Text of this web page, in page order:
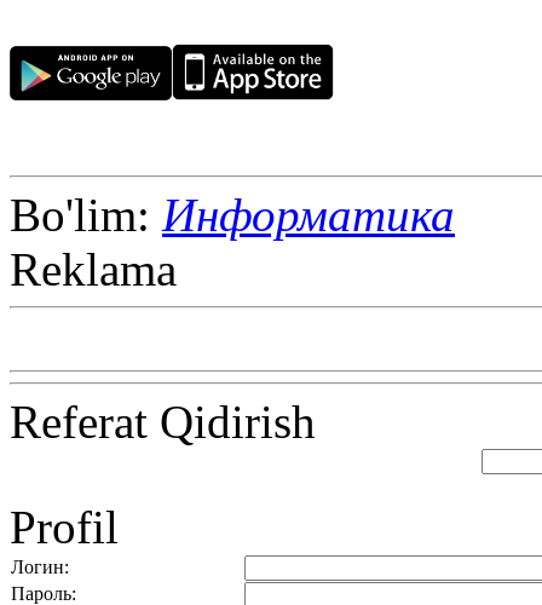
Bo'lim: Информатика
Reklama
Referat Qidirish
Profil
Логин:
Пароль: